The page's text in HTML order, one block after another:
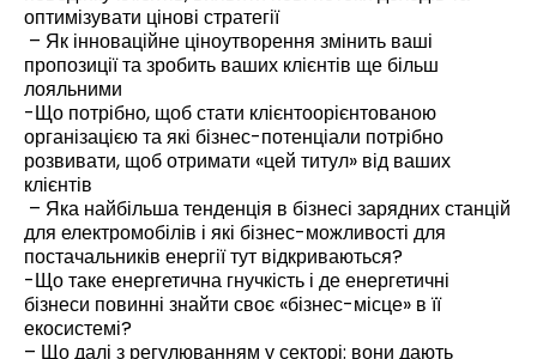
оптимізувати цінові стратегії
– Як інноваційне ціноутворення змінить ваші
пропозиції та зробить ваших клієнтів ще більш
лояльними
-Що потрібно, щоб стати клієнтоорієнтованою
організацією та які бізнес-потенціали потрібно
розвивати, щоб отримати «цей титул» від ваших
клієнтів
– Яка найбільша тенденція в бізнесі зарядних станцій
для електромобілів і які бізнес-можливості для
постачальників енергії тут відкриваються?
-Що таке енергетична гнучкість і де енергетичні
бізнеси повинні знайти своє «бізнес-місце» в її
екосистемі?
– Що далі з регулюванням у секторі: вони дають